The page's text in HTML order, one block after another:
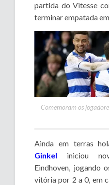
partida do Vitesse
terminar empatada
Comemoram os
Ainda em terras
Ginkel iniciou
Eindhoven, jogando
vitória por 2 a 0, em